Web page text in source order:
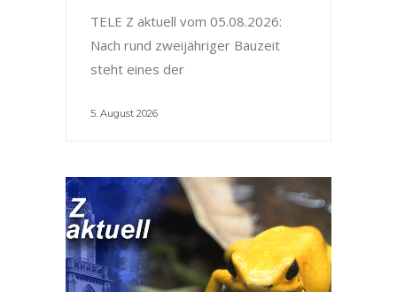
TELE Z aktuell vom 05.08.2026:
Nach rund zweijähriger Bauzeit
steht eines der
5. August 2026